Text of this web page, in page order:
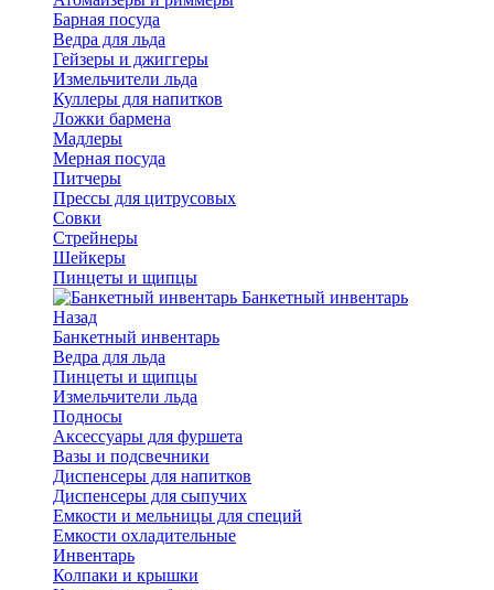
Барная посуда
Ведра для льда
Гейзеры и джиггеры
Измельчители льда
Куллеры для напитков
Ложки бармена
Мадлеры
Мерная посуда
Питчеры
Прессы для цитрусовых
Совки
Стрейнеры
Шейкеры
Пинцеты и щипцы
Банкетный инвентарь
Назад
Банкетный инвентарь
Ведра для льда
Пинцеты и щипцы
Измельчители льда
Подносы
Аксессуары для фуршета
Вазы и подсвечники
Диспенсеры для напитков
Диспенсеры для сыпучих
Емкости и мельницы для специй
Емкости охладительные
Инвентарь
Колпаки и крышки